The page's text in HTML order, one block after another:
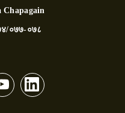
Chapagain
०७७-०७८